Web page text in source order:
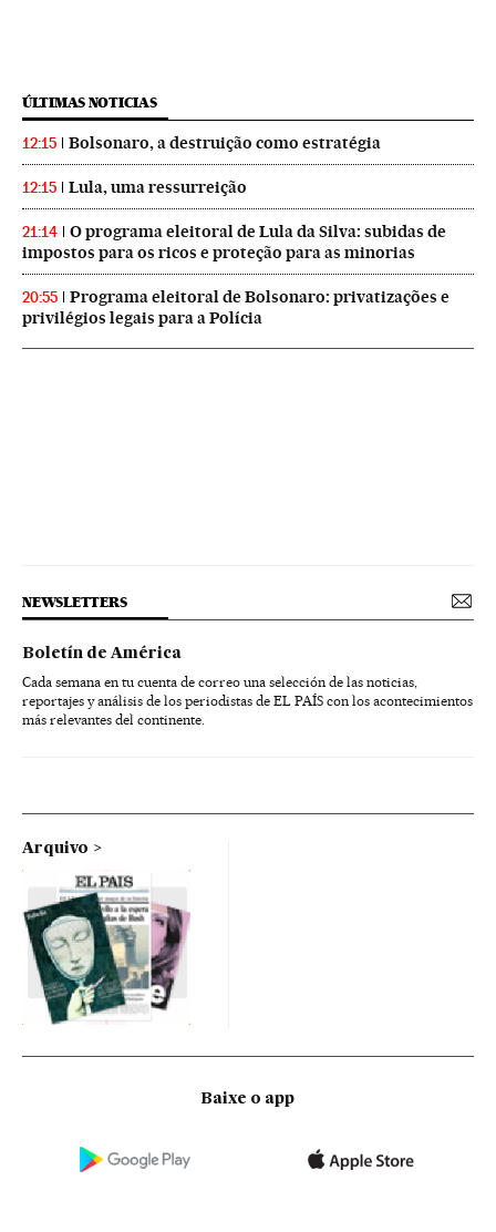
ÚLTIMAS NOTICIAS
12:15 Bolsonaro, a destruição como estratégia
12:15 Lula, uma ressurreição
21:14
O programa eleitoral de Lula da Silva: subidas de
impostos para os ricos e proteção para as minorias
20:55
Programa eleitoral de Bolsonaro: privatizações e
privilégios legais para a Polícia
NEWSLETTERS
Boletín de América
Cada semana en tu cuenta de correo una selección de las noticias,
reportajes y análisis de los periodistas de EL PAÍS con los acontecimientos
más relevantes del continente.
Arquivo
Baixe o app